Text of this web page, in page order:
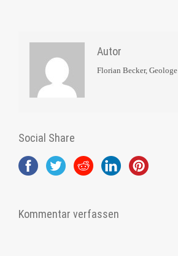
Autor
Florian Becker, Geologe
Social Share
Kommentar verfassen